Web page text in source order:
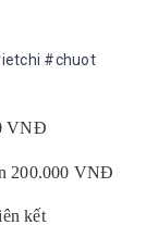
#chuot
VNĐ
200.000 VNĐ
kết